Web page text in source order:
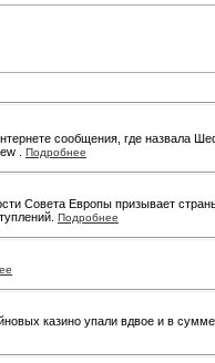
сообщения, где
. Подробнее
Совета Европы призывает
Подробнее
казино упали вдвое и в